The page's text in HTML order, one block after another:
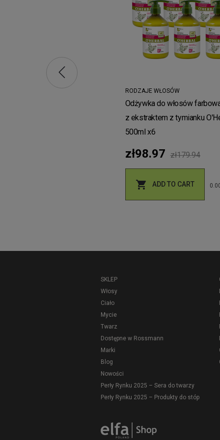
RODZAJE WŁOSÓW
Odżywka do włosów
z ekstraktem z tymianku
500ml x6
zł98.97 zł179.94
 ADD TO CART
SKLEP
Włosy
Ciało
Mycie
Twarz
Dostępne w Rossmann
Marki
Blog
Nowości
Perły Rynku 2025 – Sera do twarzy
Perły Rynku 2025 – Produkty do stóp